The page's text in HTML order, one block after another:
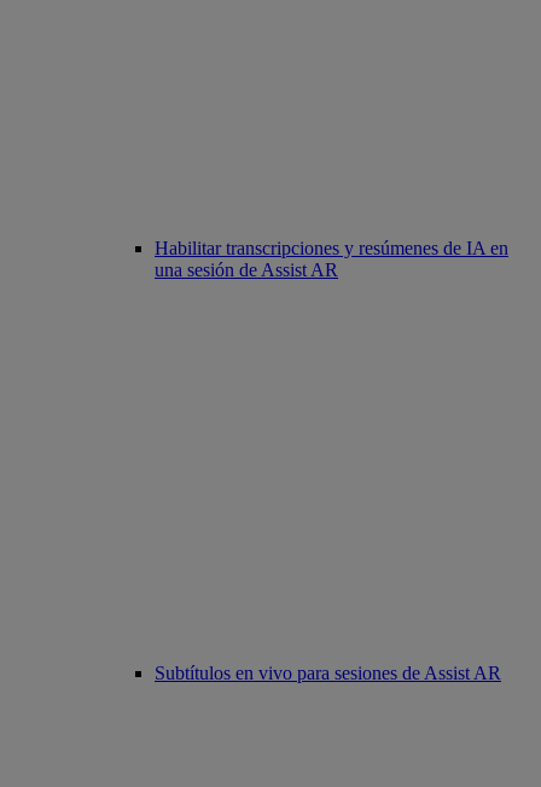
Habilitar transcripciones y resúmenes de IA en
una sesión de Assist AR
Subtítulos en vivo para sesiones de Assist AR